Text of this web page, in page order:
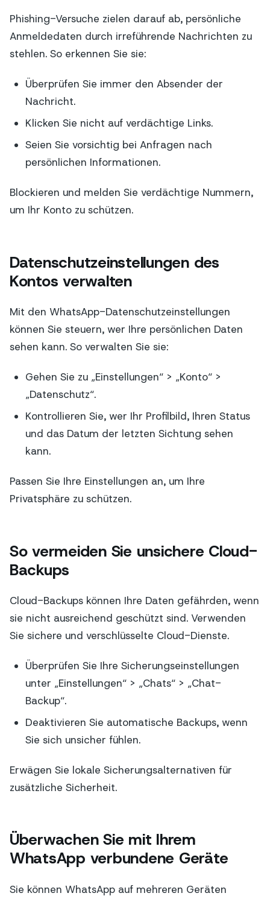
Phishing-Versuche zielen darauf ab, persönliche
Anmeldedaten durch irreführende Nachrichten zu
stehlen. So erkennen Sie sie:
Überprüfen Sie immer den Absender der
Nachricht.
Klicken Sie nicht auf verdächtige Links.
Seien Sie vorsichtig bei Anfragen nach
persönlichen Informationen.
Blockieren und melden Sie verdächtige Nummern,
um Ihr Konto zu schützen.
Datenschutzeinstellungen des
Kontos verwalten
Mit den WhatsApp-Datenschutzeinstellungen
können Sie steuern, wer Ihre persönlichen Daten
sehen kann. So verwalten Sie sie:
Gehen Sie zu „Einstellungen“ > „Konto“ >
„Datenschutz“.
Kontrollieren Sie, wer Ihr Profilbild, Ihren Status
und das Datum der letzten Sichtung sehen
kann.
Passen Sie Ihre Einstellungen an, um Ihre
Privatsphäre zu schützen.
So vermeiden Sie unsichere Cloud-
Backups
Cloud-Backups können Ihre Daten gefährden, wenn
sie nicht ausreichend geschützt sind. Verwenden
Sie sichere und verschlüsselte Cloud-Dienste.
Überprüfen Sie Ihre Sicherungseinstellungen
unter „Einstellungen“ > „Chats“ > „Chat-
Backup“.
Deaktivieren Sie automatische Backups, wenn
Sie sich unsicher fühlen.
Erwägen Sie lokale Sicherungsalternativen für
zusätzliche Sicherheit.
Überwachen Sie mit Ihrem
WhatsApp verbundene Geräte
Sie können WhatsApp auf mehreren Geräten